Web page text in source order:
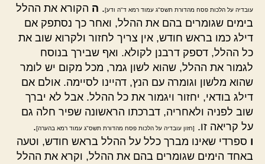
עובדיה על הלכות פסח מהדורת תשס"ג עמוד רמא ד"ה ודע]. ה הקורא את ההלל
בימים שגומרים בהם את ההלל, ואחר כך נסתפק אם
דילג כמו בראש חודש, אין צריך לחזור ולקרוא שוב את
כל ההלל, דספק דרבנן לקולא. ואף שבירך בנוסח
לגמור את ההלל, שהוא לשון גמר, מכל מקום יש לומר
שהוא מלשון וגומרה עם הנץ, דהיינו לסיימה. אולם אם
דילג בודאי, יחזור ויגמור את כל ההלל. אבל לא יברך
שוב לפניה ולאחריה, דברכתו הראשונה שפיר חלה גם
על קריאה זו.
[חזון עובדיה על הלכות פסח מהדורת תשס"ג עמוד רמא בהערה].
ו ספרדי שאינו מברך כלל על ההלל בראש חודש, וטעה
באחד הימים שגומרים בהם את ההלל, וקרא את ההלל